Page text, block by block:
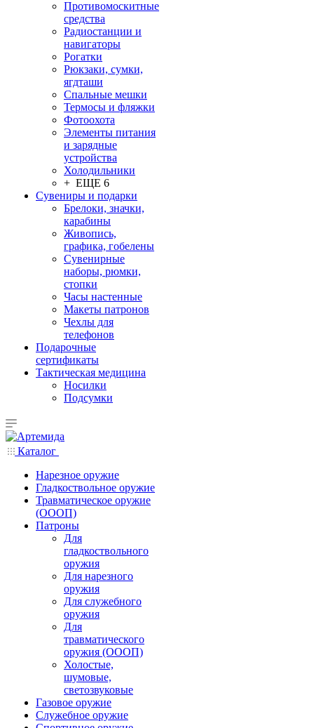
Противомоскитные
средства
Радиостанции и
навигаторы
Рогатки
Рюкзаки, сумки,
ягдташи
Спальные мешки
Термосы и фляжки
Фотоохота
Элементы питания
и зарядные
устройства
Холодильники
+ ЕЩЕ 6
Сувениры и подарки
Брелоки, значки,
карабины
Живопись,
графика, гобелены
Сувенирные
наборы, рюмки,
стопки
Часы настенные
Макеты патронов
Чехлы для
телефонов
Подарочные
сертификаты
Тактическая медицина
Носилки
Подсумки
Каталог
Нарезное оружие
Гладкоствольное оружие
Травматическое оружие
(ОООП)
Патроны
Для
гладкоствольного
оружия
Для нарезного
оружия
Для служебного
оружия
Для
травматического
оружия (ОООП)
Холостые,
шумовые,
светозвуковые
Газовое оружие
Служебное оружие